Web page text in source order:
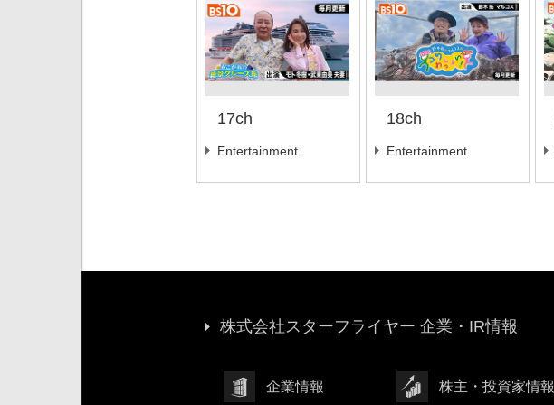
17ch
Entertainment
18ch
Entertainment
株式会社スターフライヤー 企業・IR情報
企業情報 株主・投資家情報